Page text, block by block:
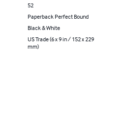
52
Paperback Perfect Bound
Black & White
US Trade (6 x 9 in / 152 x 229
mm)